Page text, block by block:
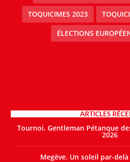
TOQUICIMES 2023
ÉLECTIONS
ARTICLES
Tournoi. Gentleman Pétanque
2026
Megève. Un soleil par-